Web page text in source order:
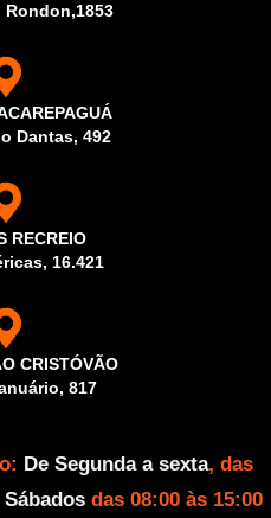
Rondon,1853
Dantas, 492
RECREIO
16.421
CRISTÓVÃO
817
De Segunda a sexta, das
das 08:00 às 15:00